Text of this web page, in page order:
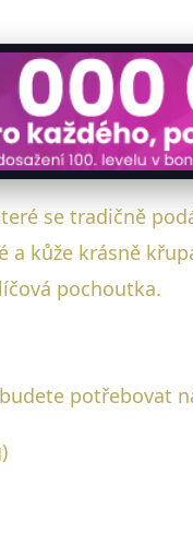
se tradičně
a kůže krásně
pochoutka.
potřebovat